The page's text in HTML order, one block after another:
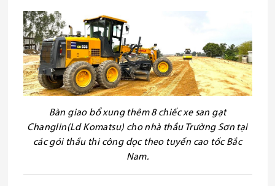
Bàn giao bổ xung thêm 8 chiếc xe san gạt
Changlin(Ld Komatsu) cho nhà thầu Trường Sơn tại
các gói thầu thi công dọc theo tuyến cao tốc Bắc
Nam.